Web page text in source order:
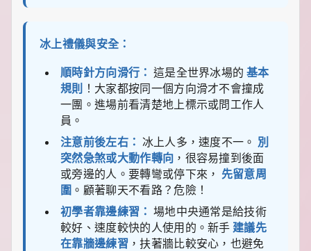
冰上禮儀與安全：
順時針方向滑行： 這是全世界冰場的 基本
規則
！大家都按同一個方向滑才不會撞成
一團。進場前看清楚地上標示或問工作人
員。
注意前後左右： 冰上人多，速度不一。 別
突然急煞或大動作轉向 ，很容易撞到後面
或旁邊的人。要轉彎或停下來， 先留意周
圍 。顧著聊天不看路？危險！
初學者靠邊練習： 場地中央通常是給技術
較好、速度較快的人使用的。新手 建議先
在靠牆邊練習 ，扶著牆比較安心，也避免